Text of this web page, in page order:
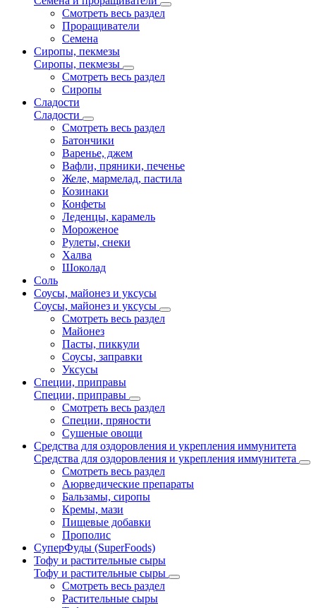
Смотреть весь раздел
Проращиватели
Семена
Сиропы, пекмезы
Сиропы, пекмезы
Смотреть весь раздел
Сиропы
Сладости
Сладости
Смотреть весь раздел
Батончики
Варенье, джем
Вафли, пряники, печенье
Желе, мармелад, пастила
Козинаки
Конфеты
Леденцы, карамель
Мороженое
Рулеты, снеки
Халва
Шоколад
Соль
Соусы, майонез и уксусы
Соусы, майонез и уксусы
Смотреть весь раздел
Майонез
Пасты, пиккули
Соусы, заправки
Уксусы
Специи, приправы
Специи, приправы
Смотреть весь раздел
Специи, пряности
Сушеные овощи
Средства для оздоровления и укрепления иммунитета
Средства для оздоровления и укрепления иммунитета
Смотреть весь раздел
Аюрведические препараты
Бальзамы, сиропы
Кремы, мази
Пищевые добавки
Прополис
СуперФуды (SuperFoods)
Тофу и растительные сыры
Тофу и растительные сыры
Смотреть весь раздел
Растительные сыры